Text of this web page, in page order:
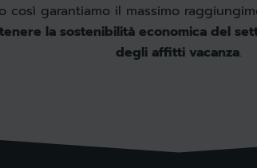
così garantiamo il massimo
la sostenibilità economica del
degli affitti vacanza.